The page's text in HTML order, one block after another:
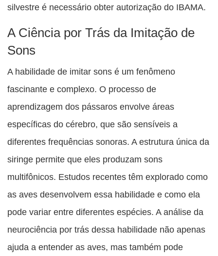
silvestre é necessário obter autorização do IBAMA.
A Ciência por Trás da Imitação de
Sons
A habilidade de imitar sons é um fenômeno
fascinante e complexo. O processo de
aprendizagem dos pássaros envolve áreas
específicas do cérebro, que são sensíveis a
diferentes frequências sonoras. A estrutura única da
siringe permite que eles produzam sons
multifônicos. Estudos recentes têm explorado como
as aves desenvolvem essa habilidade e como ela
pode variar entre diferentes espécies. A análise da
neurociência por trás dessa habilidade não apenas
ajuda a entender as aves, mas também pode